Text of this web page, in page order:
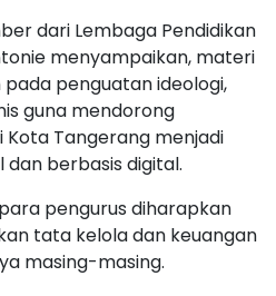
dari Lembaga Pendidikan
menyampaikan, materi
penguatan ideologi,
guna mendorong
Tangerang menjadi
berbasis digital.
pengurus diharapkan
tata kelola dan keuangan
masing-masing.